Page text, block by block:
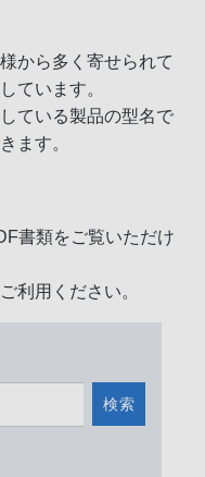
から多く寄せられて
ています。
ている製品の型名で
ます。
書類をご覧いただけ
利用ください。
検索